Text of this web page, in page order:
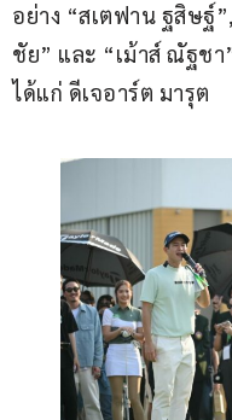
อย่าง “สเตฟาน ฐสิษฐ์
ชัย” และ “เม้าส์ ณัฐชา
ได้แก่ ดีเจอาร์ต มารุต